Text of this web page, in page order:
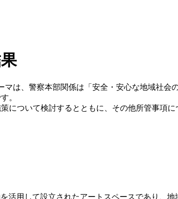
は、警察本部関係は「安全・安心な地域社会
。
ついて検討するとともに、その他所管事項に
用して設立されたアートスペースであり、